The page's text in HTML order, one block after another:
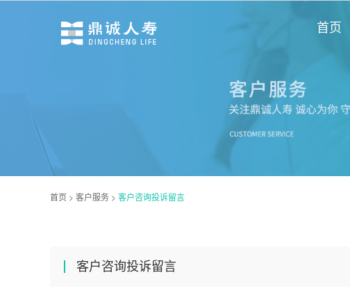
首页
首页 > 客户服务 > 客户咨询投诉留言
客户咨询投诉留言